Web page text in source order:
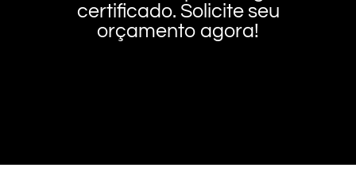
certificado. Solicite seu
orçamento agora!